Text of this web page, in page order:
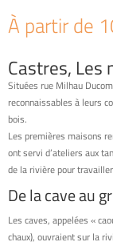
À partir de
Castres, Les
Situées rue Milhau
reconnaissables à leurs
bois.
Les premières maisons
ont servi d’ateliers aux
de la rivière pour
De la cave au
Les caves, appelées «
chaux), ouvraient sur la